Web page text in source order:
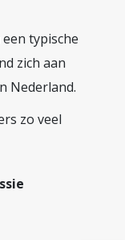
typische
zich aan
Nederland.
zo veel